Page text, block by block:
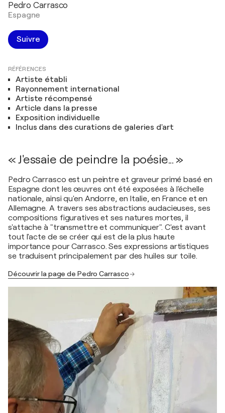
Pedro Carrasco
Espagne
Suivre
RÉFÉRENCES
Artiste établi
Rayonnement international
Artiste récompensé
Article dans la presse
Exposition individuelle
Inclus dans des curations de galeries d'art
« J'essaie de peindre la poésie... »
Pedro Carrasco est un peintre et graveur primé basé en
Espagne dont les œuvres ont été exposées à l'échelle
nationale, ainsi qu'en Andorre, en Italie, en France et en
Allemagne. A travers ses abstractions audacieuses, ses
compositions figuratives et ses natures mortes, il
s'attache à "transmettre et communiquer". C'est avant
tout l'acte de se créer qui est de la plus haute
importance pour Carrasco. Ses expressions artistiques
se traduisent principalement par des huiles sur toile.
Découvrir la page de Pedro Carrasco